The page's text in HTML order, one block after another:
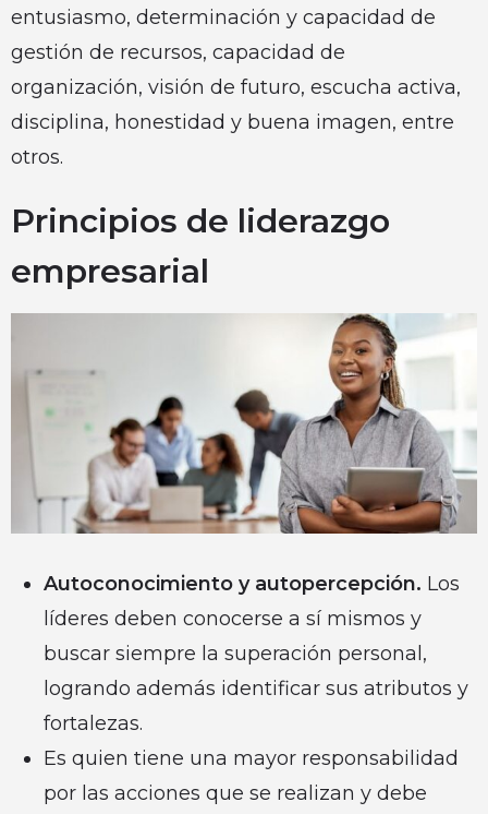
entusiasmo, determinación y capacidad de
gestión de recursos, capacidad de
organización, visión de futuro, escucha activa,
disciplina, honestidad y buena imagen, entre
otros.
Principios de liderazgo
empresarial
Autoconocimiento y autopercepción. Los
líderes deben conocerse a sí mismos y
buscar siempre la superación personal,
logrando además identificar sus atributos y
fortalezas.
Es quien tiene una mayor responsabilidad
por las acciones que se realizan y debe